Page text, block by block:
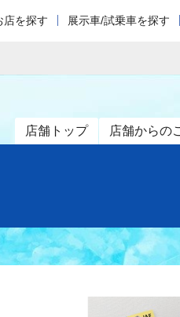
店を探す 展示車/試乗車を探す
店舗トップ 店舗からの